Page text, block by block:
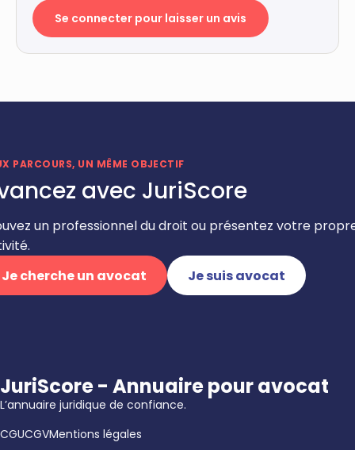
Se connecter pour laisser un avis
PARCOURS, UN MÊME OBJECTIF
avec JuriScore
un professionnel du droit ou présentez votre
Je cherche un avocat
Je suis avocat
JuriScore - Annuaire pour avocat
L’annuaire juridique de confiance.
CGUCGVMentions légales